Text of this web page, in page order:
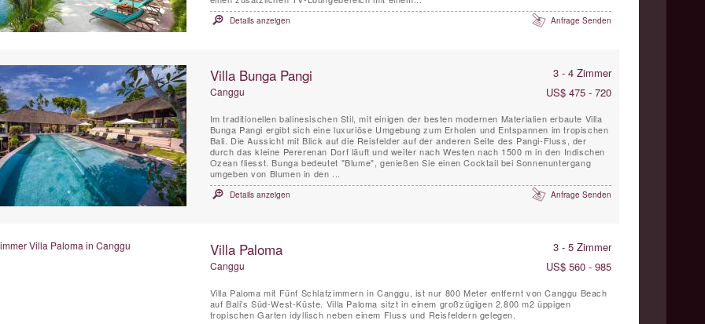
Details anzeigen Anfrage Senden
Villa Bunga Pangi 3 - 4 Zimmer
Canggu US$ 475 - 720
Im traditionellen balinesischen Stil, mit einigen der besten modernen Materialien erbaute Villa
Bunga Pangi ergibt sich eine luxuriöse Umgebung zum Erholen und Entspannen im tropischen
Bali. Die Aussicht mit Blick auf die Reisfelder auf der anderen Seite des Pangi-Fluss, der
durch das kleine Pererenan Dorf läuft und weiter nach Westen nach 1500 m in den Indischen
Ozean fliesst. Bunga bedeutet "Blume", genießen Sie einen Cocktail bei Sonnenuntergang
umgeben von Blumen in den ...
Details anzeigen Anfrage Senden
Villa Paloma 3 - 5 Zimmer
Canggu US$ 560 - 985
Villa Paloma mit Fünf Schlafzimmern in Canggu, ist nur 800 Meter entfernt von Canggu Beach
auf Bali's Süd-West-Küste. Villa Paloma sitzt in einem großzügigen 2.800 m2 üppigen
tropischen Garten idyllisch neben einem Fluss und Reisfeldern gelegen.